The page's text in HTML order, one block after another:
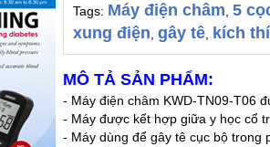
Tags: Máy điện châm, 5
xung điện, gây tê, kích
MÔ TẢ SẢN PHẨM:
- Máy điện châm KWD-TN09-T06
- Máy được kết hợp giữa y học cổ
- Máy dùng để gây tê cục bộ trong